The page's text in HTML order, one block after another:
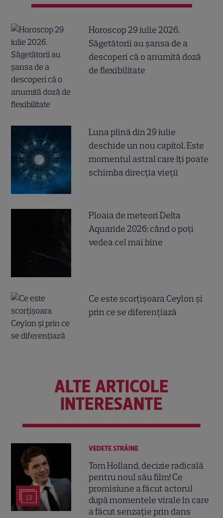
Horoscop 29 iulie 2026.
Săgetătorii au șansa de a
descoperi că o anumită doză
de flexibilitate
Luna plină din 29 iulie
deschide un nou capitol. Este
momentul astral care îți poate
schimba direcția vieții
Ploaia de meteori Delta
Aquaride 2026: când o poți
vedea cel mai bine
Ce este scorțișoara Ceylon și
prin ce se diferențiază
ALTE ARTICOLE
INTERESANTE
13
VEDETE STRĂINE
Tom Holland, decizie radicală
pentru noul său film! Ce
promisiune a făcut actorul
după momentele virale în care
a făcut senzație prin dans